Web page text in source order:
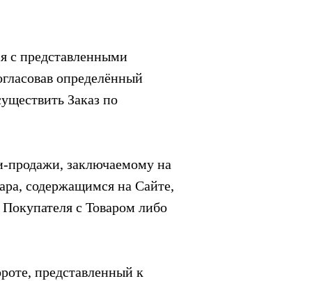
с представленными
определённый
Заказ по
продажи, заключаемому на
содержащимся на Сайте,
с Товаром либо
представленный к